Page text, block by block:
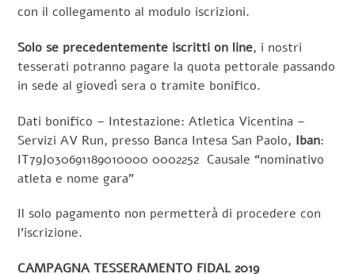
con il collegamento al modulo iscrizioni.
Solo se precedentemente iscritti on line, i nostri
tesserati potranno pagare la quota pettorale passando
in sede al giovedì sera o tramite bonifico.
Dati bonifico – Intestazione: Atletica Vicentina –
Servizi AV Run, presso Banca Intesa San Paolo, Iban:
IT79J030691189010000 0002252 Causale “nominativo
atleta e nome gara”
Il solo pagamento non permetterà di procedere con
l’iscrizione.
CAMPAGNA TESSERAMENTO FIDAL 2019